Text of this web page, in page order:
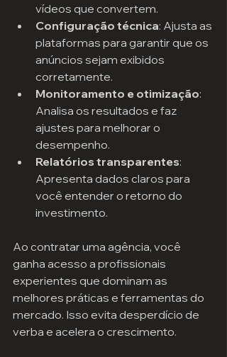
vídeos que convertem.
Configuração técnica: Ajusta as
plataformas para garantir que os
anúncios sejam exibidos
corretamente.
Monitoramento e otimização:
Analisa os resultados e faz
ajustes para melhorar o
desempenho.
Relatórios transparentes:
Apresenta dados claros para
você entender o retorno do
investimento.
Ao contratar uma agência, você
ganha acesso a profissionais
experientes que dominam as
melhores práticas e ferramentas do
mercado. Isso evita desperdício de
verba e acelera o crescimento.